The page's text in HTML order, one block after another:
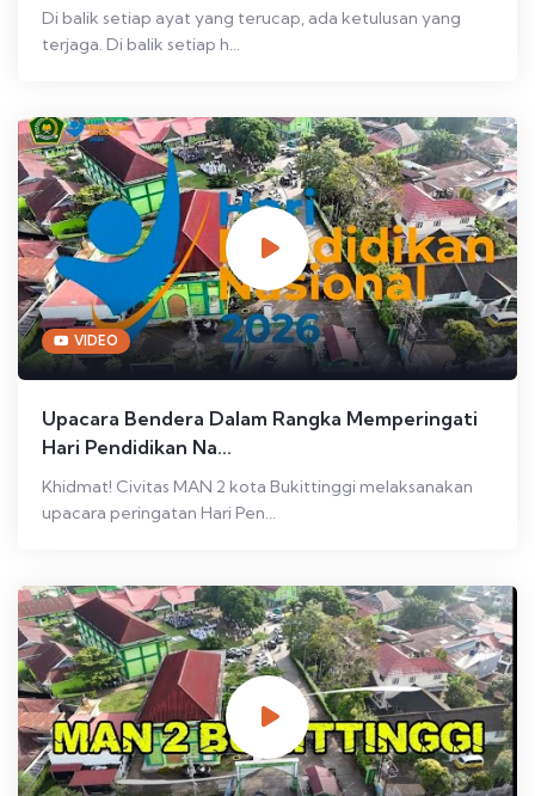
Di balik setiap ayat yang terucap, ada ketulusan yang
terjaga. Di balik setiap h...
VIDEO
Upacara Bendera Dalam Rangka Memperingati
Hari Pendidikan Na...
Khidmat! Civitas MAN 2 kota Bukittinggi melaksanakan
upacara peringatan Hari Pen...